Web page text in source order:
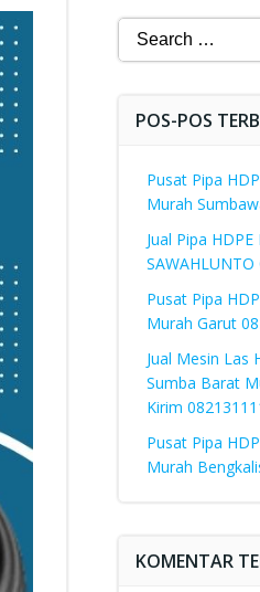
Search
for:
POS-POS
Pusat Pipa
Murah
Jual Pipa
Pusat Pipa
Murah Garut
Jual Mesin Las
Sumba Barat
Kirim
Pusat Pipa
Murah
KOMENTAR